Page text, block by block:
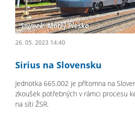
26. 05. 2023 14:40
Sirius na Slovensku
Jednotka 665.002 je přítomna na
zkoušek potřebných v rámci procesu
na síti ŽSR.